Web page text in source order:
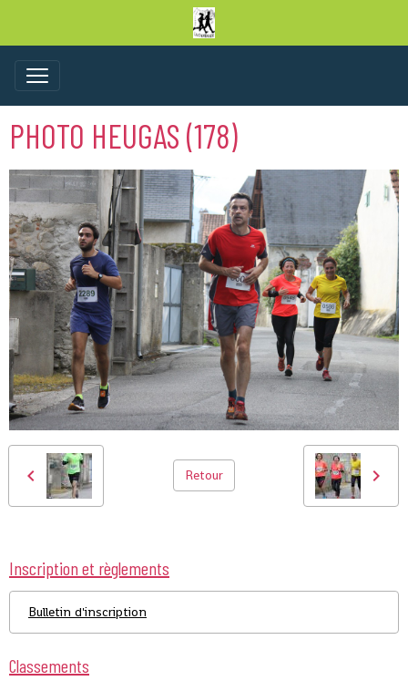
PHOTO HEUGAS (178)
Retour
Inscription et règlements
Bulletin d'inscription
Classements